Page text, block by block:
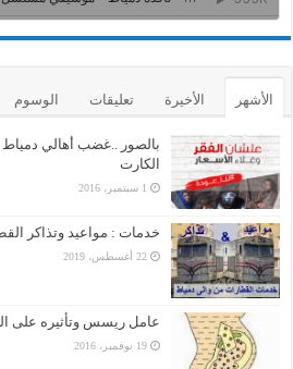
الأشهر الأخيرة تعليقات الوسوم
بالصور ..غضب أهالي
الكارت
1 سبتمبر، 2016
خدمات : مواعيد وتذاكر
22 أغسطس، 2019
عامل ريسس وتأثيره على
19 نوفمبر، 2016